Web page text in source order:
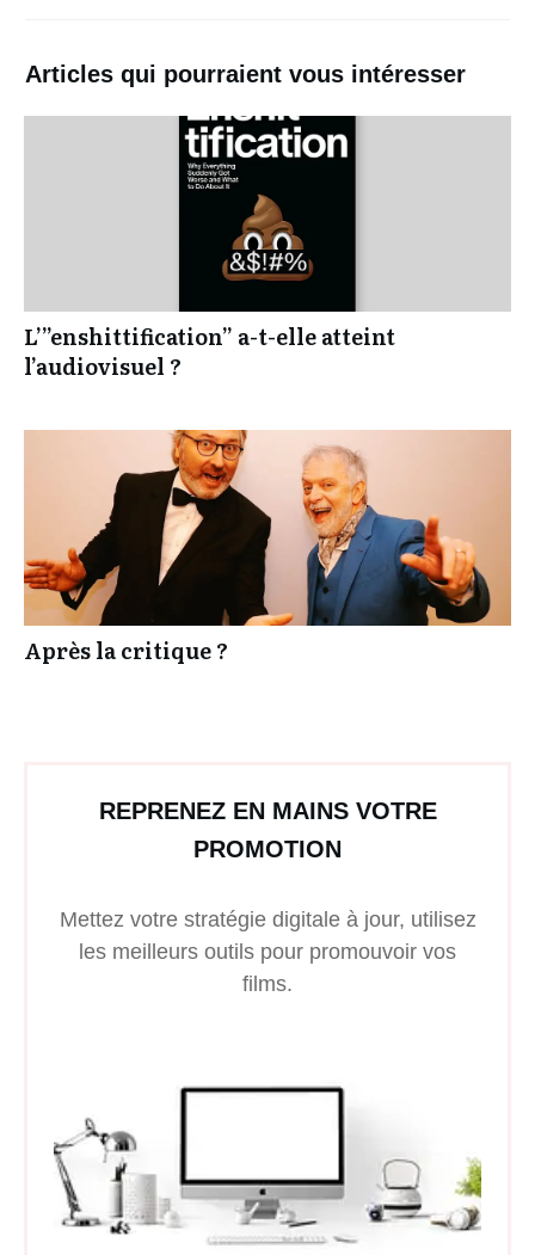
Articles qui pourraient vous intéresser
L’”enshittification” a-t-elle atteint
l’audiovisuel ?
Après la critique ?
REPRENEZ EN MAINS VOTRE
PROMOTION
Mettez votre stratégie digitale à jour, utilisez
les meilleurs outils pour promouvoir vos
films.